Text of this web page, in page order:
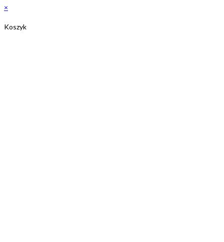
×
Koszyk